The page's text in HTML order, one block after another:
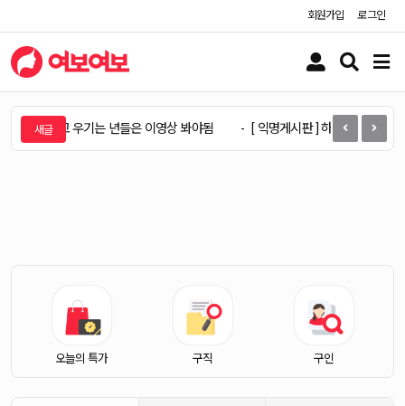
회원가입 로그인
유
버
검
버
튼
메
버
튼
아니라고 우기는 년들은 이영상 봐야됨 [ 익명게시판 ] 하리수언니 최신근
오늘의 특가 구직 구인